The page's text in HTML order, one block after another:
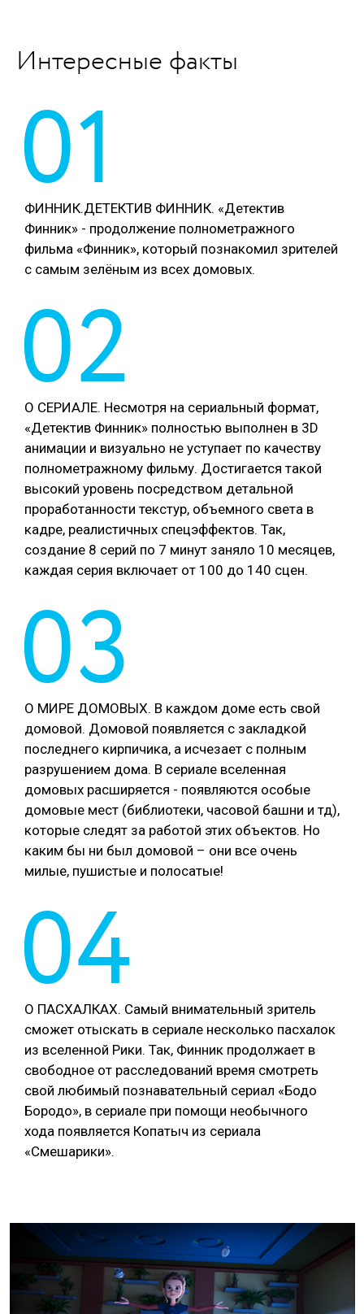
Интересные факты
01
ФИННИК.ДЕТЕКТИВ ФИННИК. «Детектив
Финник» - продолжение полнометражного
фильма «Финник», который познакомил зрителей
с самым зелёным из всех домовых.
02
О СЕРИАЛЕ. Несмотря на сериальный формат,
«Детектив Финник» полностью выполнен в 3D
анимации и визуально не уступает по качеству
полнометражному фильму. Достигается такой
высокий уровень посредством детальной
проработанности текстур, объемного света в
кадре, реалистичных спецэффектов. Так,
создание 8 серий по 7 минут заняло 10 месяцев,
каждая серия включает от 100 до 140 сцен.
03
О МИРЕ ДОМОВЫХ. В каждом доме есть свой
домовой. Домовой появляется с закладкой
последнего кирпичика, а исчезает с полным
разрушением дома. В сериале вселенная
домовых расширяется - появляются особые
домовые мест (библиотеки, часовой башни и тд),
которые следят за работой этих объектов. Но
каким бы ни был домовой – они все очень
милые, пушистые и полосатые!
04
О ПАСХАЛКАХ. Самый внимательный зритель
сможет отыскать в сериале несколько пасхалок
из вселенной Рики. Так, Финник продолжает в
свободное от расследований время смотреть
свой любимый познавательный сериал «Бодо
Бородо», в сериале при помощи необычного
хода появляется Копатыч из сериала
«Смешарики».